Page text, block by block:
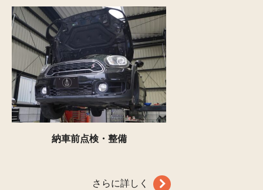
納車前点検・整備
さらに詳しく